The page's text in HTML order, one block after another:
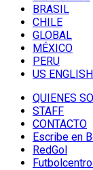
BRASIL
CHILE
GLOBAL
MÉXICO
PERU
US ENGLISH
QUIENES
STAFF
CONTACTO
Escribe en
RedGol